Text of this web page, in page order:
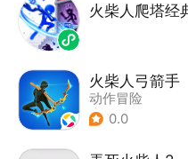
火柴人爬塔经
火柴人弓箭手
动作冒险
| 第三人称射击
0.0